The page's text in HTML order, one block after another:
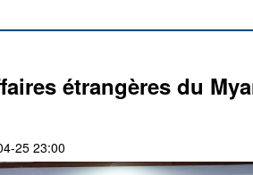
étrangères du
25 23:00